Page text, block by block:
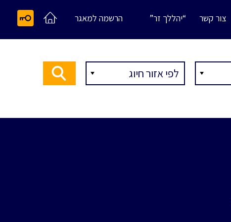
צור קשר “יהללך זר” הרשמה למאגר